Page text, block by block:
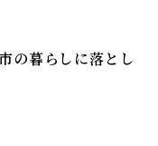
の暮らしに落とし